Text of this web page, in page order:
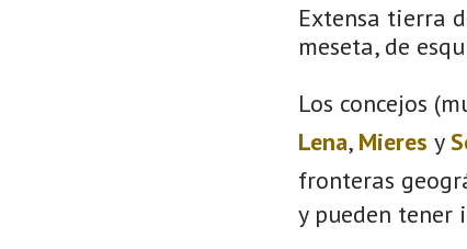
Extensa tierra
meseta, de
Los concejos
Lena, Mieres y
fronteras
y pueden tener